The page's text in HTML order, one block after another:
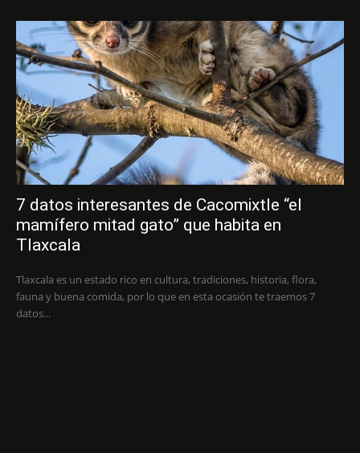
7 datos interesantes de Cacomixtle “el
mamífero mitad gato” que habita en
Tlaxcala
Tlaxcala es un estado rico en cultura, tradiciones, historia, flora,
fauna y buena comida, por lo que en esta ocasión te traemos 7
datos...